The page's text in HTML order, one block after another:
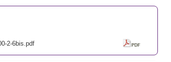
2-6bis.pdf